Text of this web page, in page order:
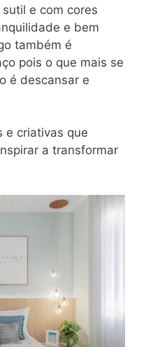
e com cores
e bem
também é
pois o que mais se
é descansar e
e criativas que
a transformar